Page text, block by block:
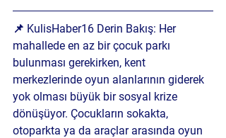
📌 KulisHaber16 Derin Bakış: Her
mahallede en az bir çocuk parkı
bulunması gerekirken, kent
merkezlerinde oyun alanlarının giderek
yok olması büyük bir sosyal krize
dönüşüyor. Çocukların sokakta,
otoparkta ya da araçlar arasında oyun